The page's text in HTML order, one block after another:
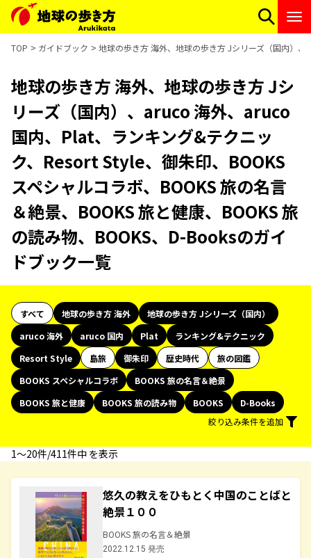
TOP ガイドブック 地球の歩き方 海外、地球の歩き方 Jシリーズ（国内）
地球の歩き方 海外、地球の歩き方 Jシ
リーズ（国内）、aruco 海外、aruco
国内、Plat、ランキング&テクニッ
ク、Resort Style、御朱印、BOOKS
スペシャルコラボ、BOOKS 旅の名言
＆絶景、BOOKS 旅と健康、BOOKS 旅
の読み物、BOOKS、D-Booksのガイ
ドブック一覧
すべて 地球の歩き方 海外
地球の歩き方 Jシリーズ（国内）
aruco 海外
aruco 国内 Plat
ランキング&テクニック
Resort Style
島旅 御朱印 歴史時代
旅の図鑑
BOOKS スペシャルコラボ
BOOKS 旅の名言＆絶景
BOOKS 旅と健康
BOOKS 旅の読み物 BOOKS
D-Books
絞り込み条件を追加
1〜20件/411件中 を表示
悠久の教えをひもとく中国のことばと
絶景１００
BOOKS 旅の名言＆絶景
2022.12.15 発売